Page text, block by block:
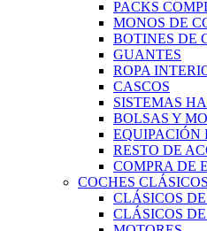
PACKS
MONOS DE
BOTINES DE
GUANTES
ROPA
CASCOS
SISTEMAS
BOLSAS Y
EQUIPACIÓN
RESTO DE
COMPRA DE
COCHES CLÁSICOS
CLÁSICOS
CLÁSICOS